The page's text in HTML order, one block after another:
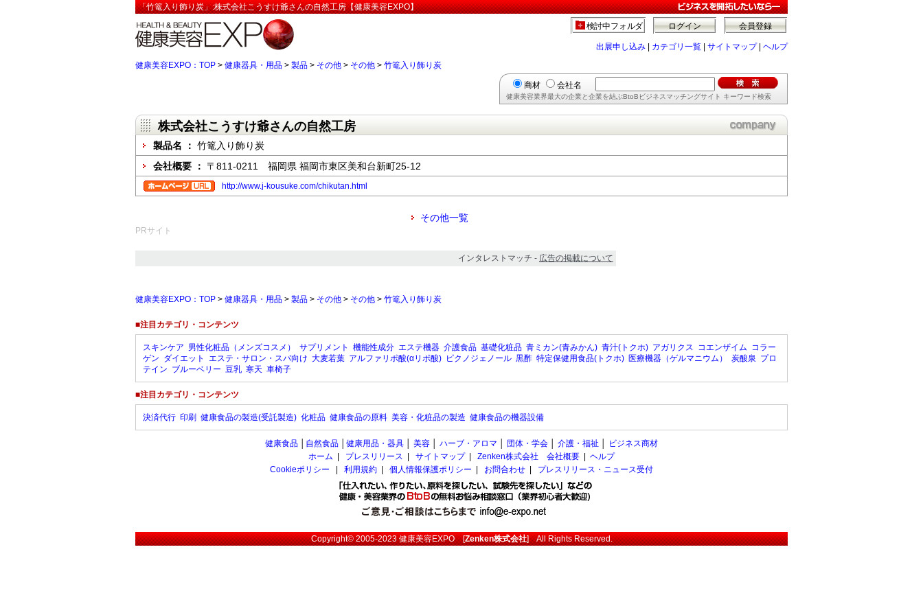
「竹篭入り飾り炭」:株式会社こうすけ爺さんの自然工房【健康美容EXPO】
会員登録
ログイン
検討中フォルダ
出展申し込み カテゴリ一覧 サイトマップ| ヘルプ
健康美容EXPO：TOP > 健康器具・用品 > 製品 > その他 > その他 > 竹篭入り飾り炭
商材 会社名
健康美容業界最大の企業と企業を結ぶBtoBビジネスマッチングサイト キーワード検索
株式会社こうすけ爺さんの自然工房
製品名 ： 竹篭入り飾り炭
会社概要 ： 〒811-0211 福岡県 福岡市東区美和台新町25-12
http://www.j-kousuke.com/chikutan.html
その他一覧
PRサイト
インタレストマッチ - 広告の掲載について
健康美容EXPO：TOP > 健康器具・用品 > 製品 > その他 > その他 > 竹篭入り飾り炭
■注目カテゴリ・コンテンツ
スキンケア 男性化粧品（メンズコスメ） サプリメント 機能性成分 エステ機器 介護食品 基礎化粧品 青ミカン(青みかん) 青汁(トクホ) アガリクス コエンザイム コラー
ゲン ダイエット エステ・サロン・スパ向け 大麦若葉 アルファリポ酸(αリポ酸) ピクノジェノール 黒酢 特定保健用食品(トクホ) 医療機器（ゲルマニウム） 炭酸泉 プロ
テイン ブルーベリー 豆乳 寒天 車椅子
■注目カテゴリ・コンテンツ
決済代行 印刷 健康食品の製造(受託製造) 化粧品 健康食品の原料 美容・化粧品の製造 健康食品の機器設備
健康食品 自然食品 健康用品・器具 美容 ハーブ・アロマ 団体・学会 介護・福祉
ビジネス商材
ホーム
プレスリリース サイトマップ| Zenken株式会社 会社概要
ヘルプ
Cookieポリシー
利用規約 個人情報保護ポリシー お問合わせ プレスリリース・ニュース受付
Copyright© 2005-2023健康美容EXPO[Zenken株式会社] All Rights Reserved.